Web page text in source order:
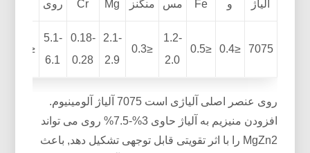
آلیاژ و Fe مس منگنز Mg
Cr روی
7075
≤0.4
≤0.5
1.2-
2.0
≤0.3
2.1-
2.9
0.18-
0.28
5.1-
6.1
≤0.2
روی عنصر اصلی آلیاژی است 7075 آلیاژ آلومینیوم.
افزودن منیزیم به آلیاژ حاوی 3%-7.5% روی می تواند
MgZn2 را با اثر تقویتی قابل توجهی تشکیل دهد, باعث